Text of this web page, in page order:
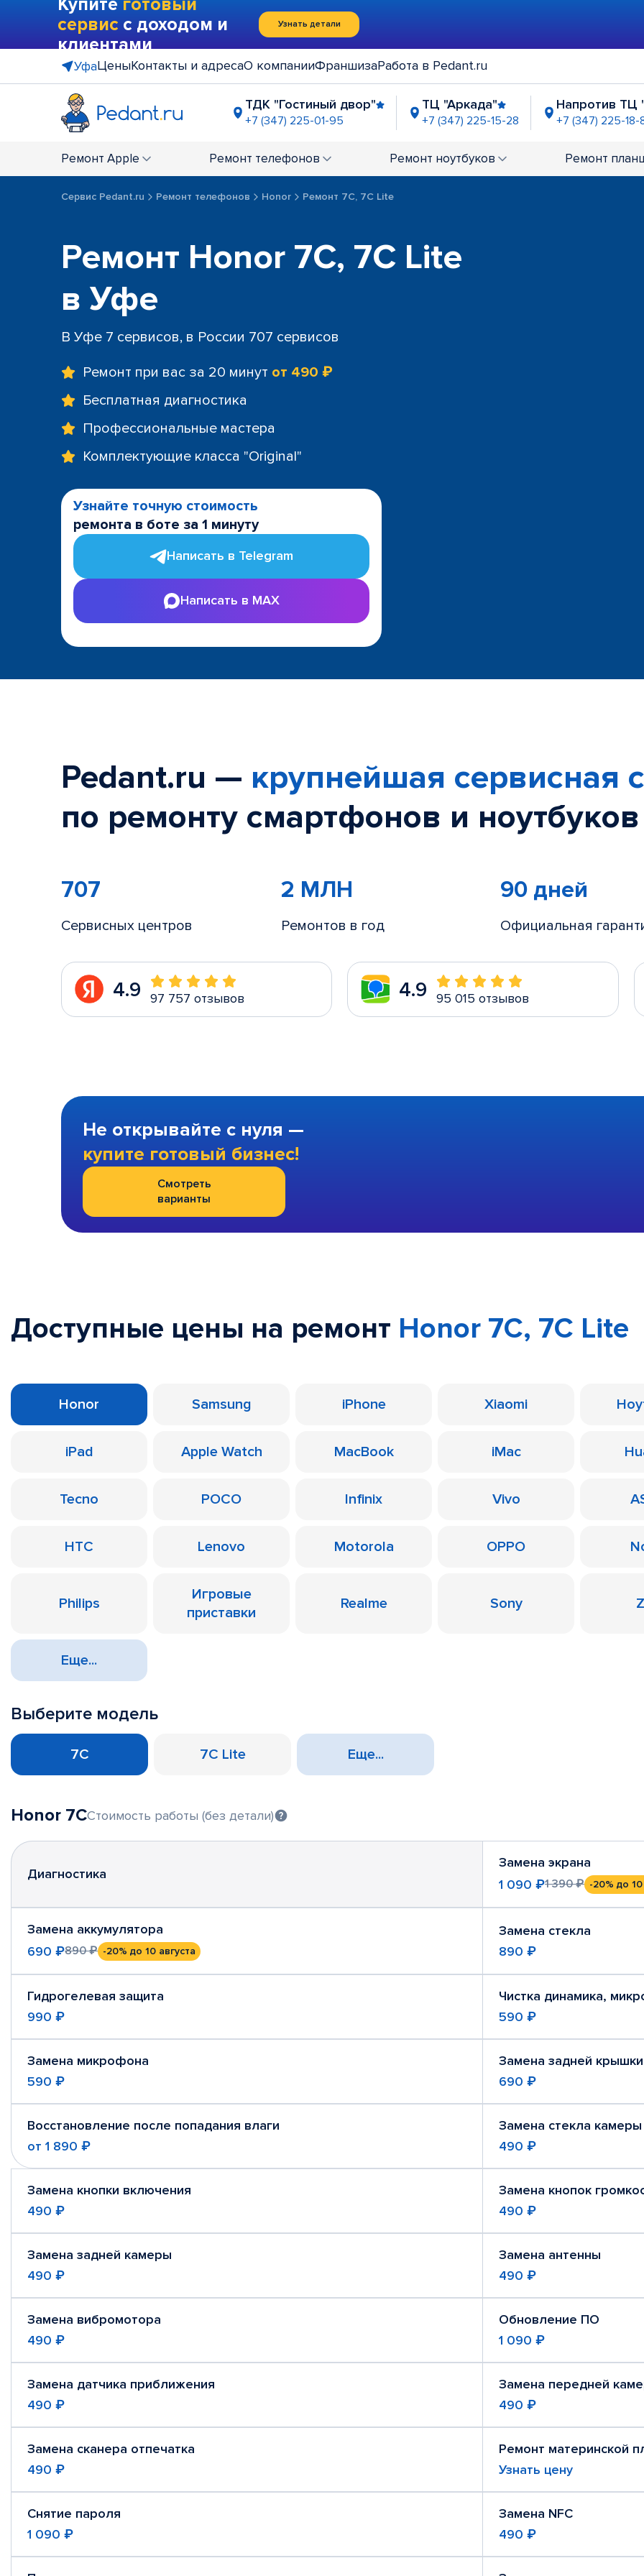
Купите готовый
сервис с доходом и
клиентами
Узнать детали
УфаЦеныКонтакты и адресаО компанииФраншизаРабота в Pedant.ru
ТДК "Гостиный двор"
+7 (347) 225-01-95
ТЦ "Аркада"
+7 (347) 225-15-28
Напротив ТЦ
+7 (347) 225-18-
+7 (347) 211-95-32 +7 (347) 225-06-39 +7 (347) 225-03-32
Ремонт Apple Ремонт телефонов Ремонт ноутбуков Ремонт
Сервис Pedant.ru Ремонт телефонов Honor Ремонт 7C, 7C Lite
Ремонт Honor 7C, 7C Lite
в Уфе
В Уфе 7 сервисов, в России 707 сервисов
Ремонт при вас за 20 минут от 490 ₽
Бесплатная диагностика
Профессиональные мастера
Комплектующие класса "Original"
Узнайте точную стоимость
ремонта в боте за 1 минуту
Написать в Telegram
Написать в MAX
Pedant.ru — крупнейшая сервисная
по ремонту смартфонов и
707
Сервисных центров
2 МЛН
Ремонтов в год
90 дней
Официальная
4.9 97 757 отзывов 4.9 95 015 отзывов
Не открывайте с нуля —
купите готовый бизнес!
Смотреть
варианты
Доступные цены на ремонт Honor 7C, 7C Lite
Honor Samsung iPhone Xiaomi
iPad Apple Watch MacBook iMac
Tecno POCO Infinix Vivo
HTC Lenovo Motorola OPPO
Philips
Игровые
приставки
Realme Sony
Еще...
Выберите модель
7C 7C Lite Еще...
Honor 7CСтоимость работы (без детали)
Диагностика
Замена экрана
1 090 ₽1 390 ₽ -20% до 10
Замена аккумулятора
690 ₽890 ₽ -20% до 10 августа
Замена стекла
890 ₽
Гидрогелевая защита
990 ₽
Чистка динамика,
590 ₽
Замена микрофона
590 ₽
Замена задней крышки
690 ₽
Восстановление после попадания влаги
от 1 890 ₽
Замена стекла камеры
490 ₽
Замена кнопки включения
490 ₽
Замена кнопок
490 ₽
Замена задней камеры
490 ₽
Замена антенны
490 ₽
Замена вибромотора
490 ₽
Обновление ПО
1 090 ₽
Замена датчика приближения
490 ₽
Замена передней
490 ₽
Замена сканера отпечатка
490 ₽
Ремонт материнской
Узнать цену
Снятие пароля
1 090 ₽
Замена NFC
490 ₽